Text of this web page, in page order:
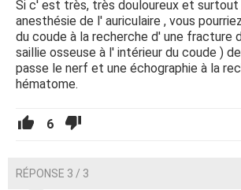
Si c' est très, très douloureux et surtout
anesthésie de l' auriculaire , vous
du coude à la recherche d' une fracture
saillie osseuse à l' intérieur du coude )
passe le nerf et une échographie à la
hématome.
6
RÉPONSE 3 / 3